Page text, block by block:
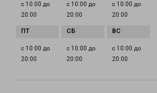
с 10:00 до
20:00
с 10:00 до
20:00
с 10:00 до
20:00
с 10:00 до
20:00
с 10:00 до
20:00
с 10:00 до
20:00